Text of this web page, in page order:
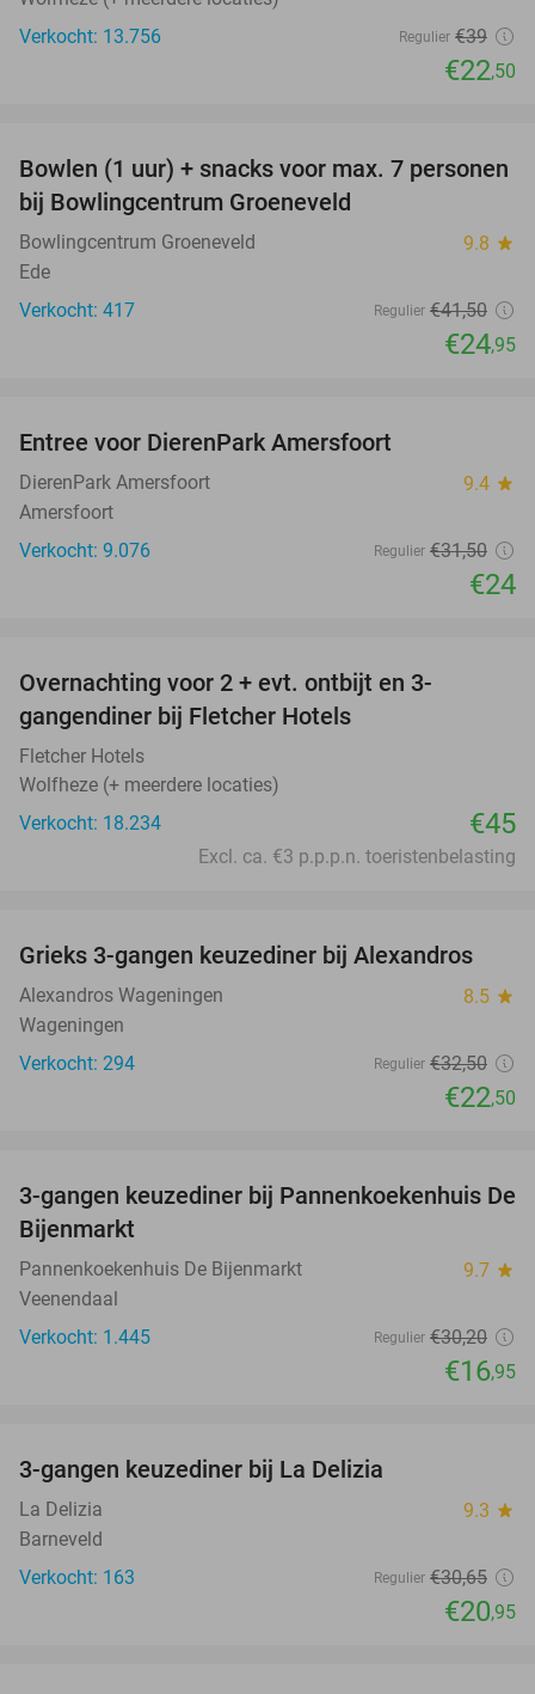
Verkocht: 13.756
Regulier €39
€22,50
40%
Bowlen (1 uur) + snacks voor max. 7 personen
bij Bowlingcentrum Groeneveld
Bowlingcentrum Groeneveld 9.8 star
Ede
Verkocht: 417
Regulier €41,50
€24,95
Entree voor DierenPark Amersfoort
DierenPark Amersfoort 9.4 star
Amersfoort
Verkocht: 9.076
Regulier €31,50
€24
Overnachting voor 2 + evt. ontbijt en 3-
gangendiner bij Fletcher Hotels
Fletcher Hotels
Wolfheze (+ meerdere locaties)
Verkocht: 18.234
€45
Excl. ca. €3 p.p.p.n. toeristenbelasting
31%
Grieks 3-gangen keuzediner bij Alexandros
Alexandros Wageningen 8.5 star
Wageningen
Verkocht: 294
Regulier €32,50
€22,50
44%
3-gangen keuzediner bij Pannenkoekenhuis De
Bijenmarkt
Pannenkoekenhuis De Bijenmarkt 9.7 star
Veenendaal
Verkocht: 1.445
Regulier €30,20
€16,95
3-gangen keuzediner bij La Delizia
La Delizia 9.3 star
Barneveld
Verkocht: 163
Regulier €30,65
€20,95